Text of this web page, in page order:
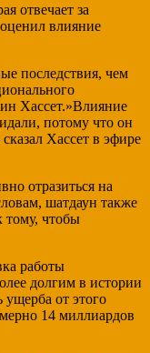
отвечает за
влияние
последствия, чем
Хассет.»Влияние
потому что он
Хассет в эфире
отразиться на
шатдаун также
тому, чтобы
работы
долгим в истории
ущерба от этого
14 миллиардов